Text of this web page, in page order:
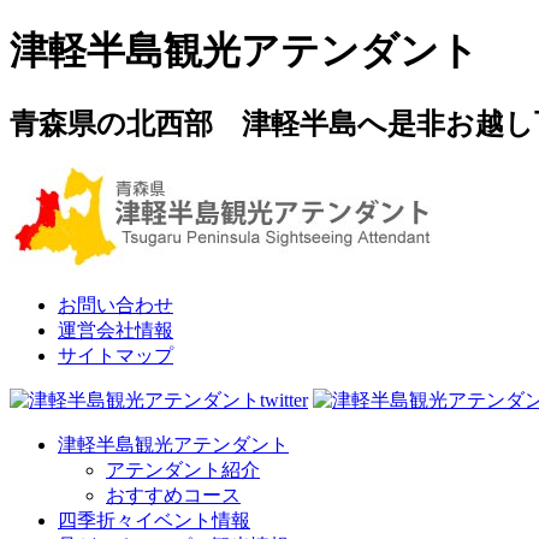
津軽半島観光アテンダント
青森県の北西部 津軽半島へ是非お越
お問い合わせ
運営会社情報
サイトマップ
津軽半島観光アテンダント
アテンダント紹介
おすすめコース
四季折々イベント情報